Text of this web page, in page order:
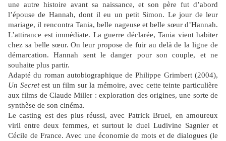
une autre histoire avant sa naissance, et son père fut d’abord
l’épouse de Hannah, dont il eu un petit Simon. Le jour de leur
mariage, il rencontra Tania, belle nageuse et belle sœur d’Hannah.
L’attirance est immédiate. La guerre déclarée, Tania vient habiter
chez sa belle sœur. On leur propose de fuir au delà de la ligne de
démarcation. Hannah sent le danger pour son couple, et ne
souhaite plus partir.
Adapté du roman autobiographique de Philippe Grimbert (2004),
Un Secretest un film sur la mémoire, avec cette teinte particulière
aux films de Claude Miller : exploration des origines, une sorte de
synthèse de son cinéma.
Le casting est des plus réussi, avec Patrick Bruel, en amoureux
viril entre deux femmes, et surtout le duel Ludivine Sagnier et
Cécile de France. Avec une économie de mots et de dialogues (le